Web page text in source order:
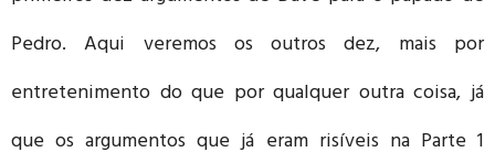
Pedro. Aqui veremos os outros dez, mais por
entretenimento do que por qualquer outra coisa, já
que os argumentos que já eram risíveis na Parte 1